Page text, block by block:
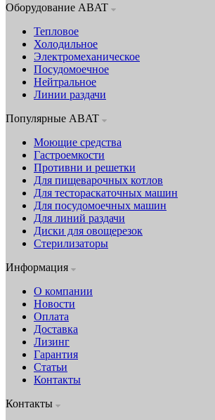
Оборудование ABAT
Тепловое
Холодильное
Электромеханическое
Посудомоечное
Нейтральное
Линии раздачи
Популярные ABAT
Моющие средства
Гастроемкости
Противни и решетки
Для пищеварочных котлов
Для тестораскаточных машин
Для посудомоечных машин
Для линий раздачи
Диски для овощерезок
Стерилизаторы
Информация
О компании
Новости
Оплата
Доставка
Лизинг
Гарантия
Статьи
Контакты
Контакты